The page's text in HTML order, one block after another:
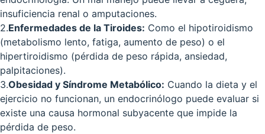
insuficiencia renal o amputaciones.
2.Enfermedades de la Tiroides: Como el hipotiroidismo
(metabolismo lento, fatiga, aumento de peso) o el
hipertiroidismo (pérdida de peso rápida, ansiedad,
palpitaciones).
3.Obesidad y Síndrome Metabólico: Cuando la dieta y el
ejercicio no funcionan, un endocrinólogo puede evaluar si
existe una causa hormonal subyacente que impide la
pérdida de peso.